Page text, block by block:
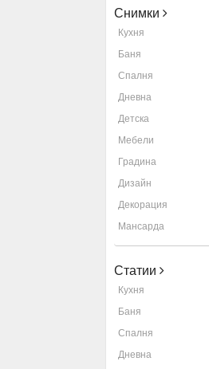
Снимки
Кухня
Баня
Спалня
Дневна
Детска
Мебели
Градина
Дизайн
Декорация
Мансарда
Статии
Кухня
Баня
Спалня
Дневна